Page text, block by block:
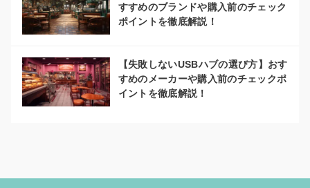
すすめのブランドや購入前のチェック
ポイントを徹底解説！
【失敗しないUSBハブの選び方】おす
すめのメーカーや購入前のチェックポ
イントを徹底解説！